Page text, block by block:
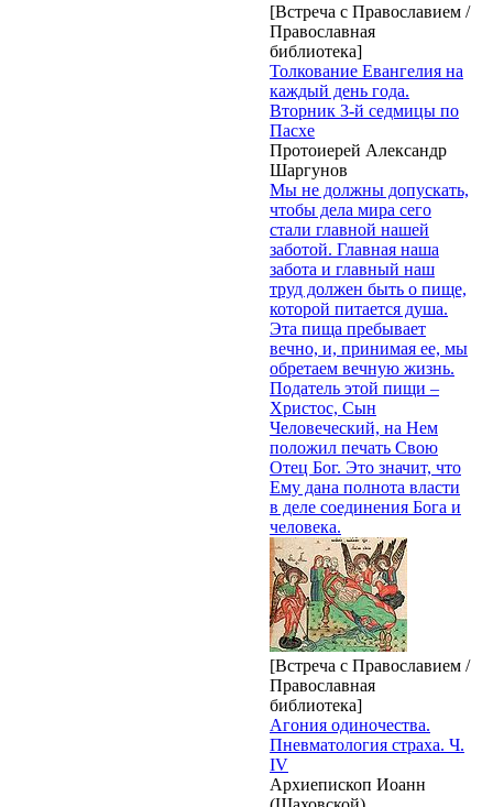
[Встреча с Православием /
Православная
библиотека]
Толкование Евангелия на
каждый день года.
Вторник 3-й седмицы по
Пасхе
Протоиерей Александр
Шаргунов
Мы не должны допускать,
чтобы дела мира сего
стали главной нашей
заботой. Главная наша
забота и главный наш
труд должен быть о пище,
которой питается душа.
Эта пища пребывает
вечно, и, принимая ее, мы
обретаем вечную жизнь.
Податель этой пищи –
Христос, Сын
Человеческий, на Нем
положил печать Свою
Отец Бог. Это значит, что
Ему дана полнота власти
в деле соединения Бога и
человека.
[Встреча с Православием /
Православная
библиотека]
Агония одиночества.
Пневматология страха. Ч.
IV
Архиепископ Иоанн